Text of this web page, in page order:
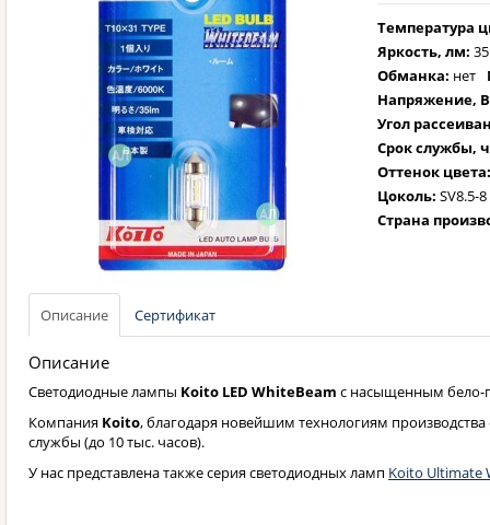
Температура
Яркость, лм: 35
Обманка: нет
Напряжение,
Угол
Срок службы,
Оттенок
Цоколь: SV8.5-8
Страна
Описание Сертификат
Описание
Светодиодные лампы Koito LED WhiteBeam с насыщенным бело-
Компания Koito, благодаря новейшим технологиям
службы (до 10 тыс. часов).
У нас представлена также серия светодиодных ламп Koito Ultimate